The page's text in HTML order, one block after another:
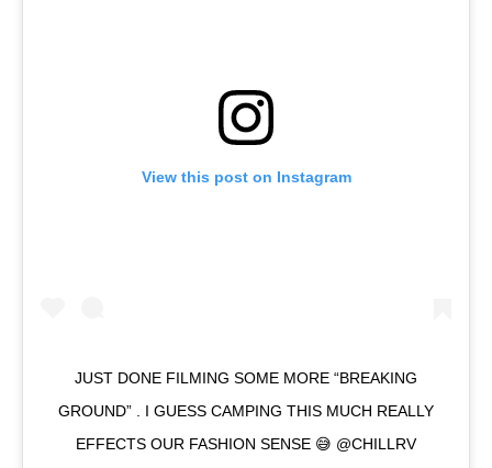
View this post on Instagram
JUST DONE FILMING SOME MORE “BREAKING
GROUND” . I GUESS CAMPING THIS MUCH REALLY
EFFECTS OUR FASHION SENSE 😅 @CHILLRV